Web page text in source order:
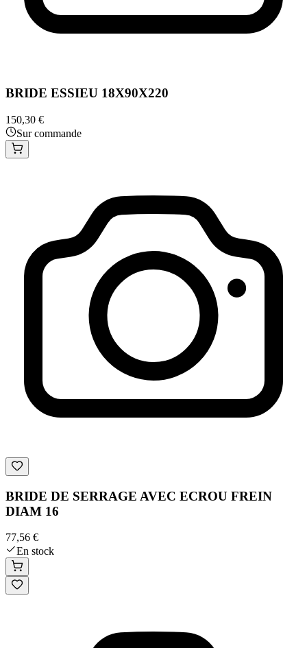
BRIDE ESSIEU 18X90X220
150,30 €
Sur commande
BRIDE DE SERRAGE AVEC ECROU FREIN
DIAM 16
77,56 €
En stock